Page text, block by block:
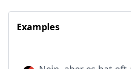
Examples